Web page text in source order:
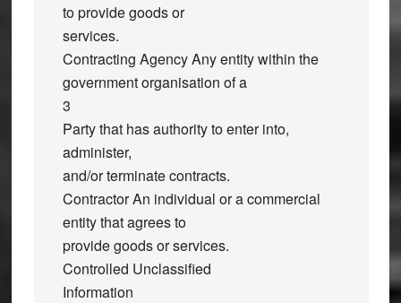
to provide goods or
services.
Contracting Agency Any entity within the
government organisation of a
3
Party that has authority to enter into,
administer,
and/or terminate contracts.
Contractor An individual or a commercial
entity that agrees to
provide goods or services.
Controlled Unclassified
Information